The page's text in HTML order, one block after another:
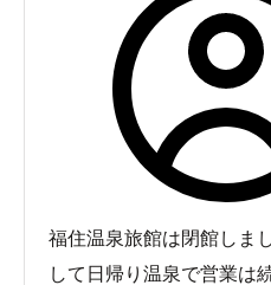
福住温泉旅館は閉館しま
して日帰り温泉で営業は